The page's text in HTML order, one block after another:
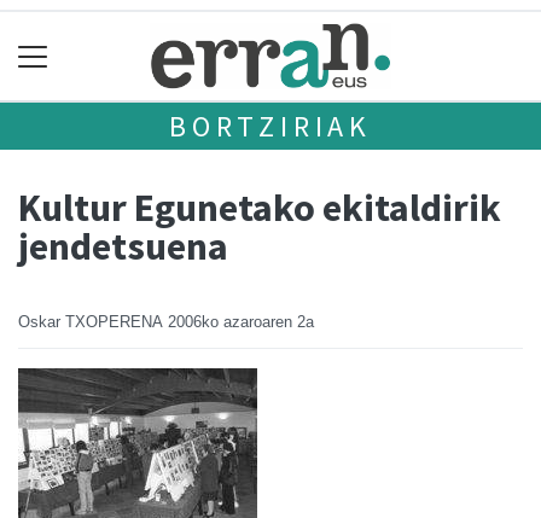
BORTZIRIAK
Kultur Egunetako ekitaldirik
jendetsuena
Oskar TXOPERENA 2006ko azaroaren 2a